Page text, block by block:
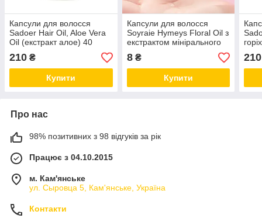
Капсули для волосся
Sadoer Hair Oil, Aloe Vera
Oil (екстракт алое) 40
капсул
210 ₴
Купити
Капсули для волосся
Soyraie Hymeys Floral Oil з
екстрактом мінірального
мастила (1 штука)
8₴
Купити
210
Про нас
98% позитивних з 98 відгуків за рік
Працює з 04.10.2015
м. Кам'янське
ул. Сыровца 5, Кам'янське, Україна
Контакти